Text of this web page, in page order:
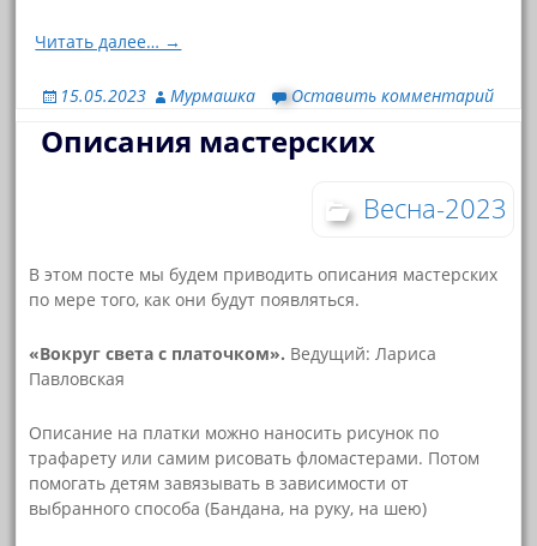
Читать далее… →
15.05.2023 Мурмашка Оставить комментарий
Описания мастерских
Весна-2023
В этом посте мы будем приводить описания мастерских
по мере того, как они будут появляться.
«Вокруг света с платочком». Ведущий: Лариса
Павловская
Описание на платки можно наносить рисунок по
трафарету или самим рисовать фломастерами. Потом
помогать детям завязывать в зависимости от
выбранного способа (Бандана, на руку, на шею)